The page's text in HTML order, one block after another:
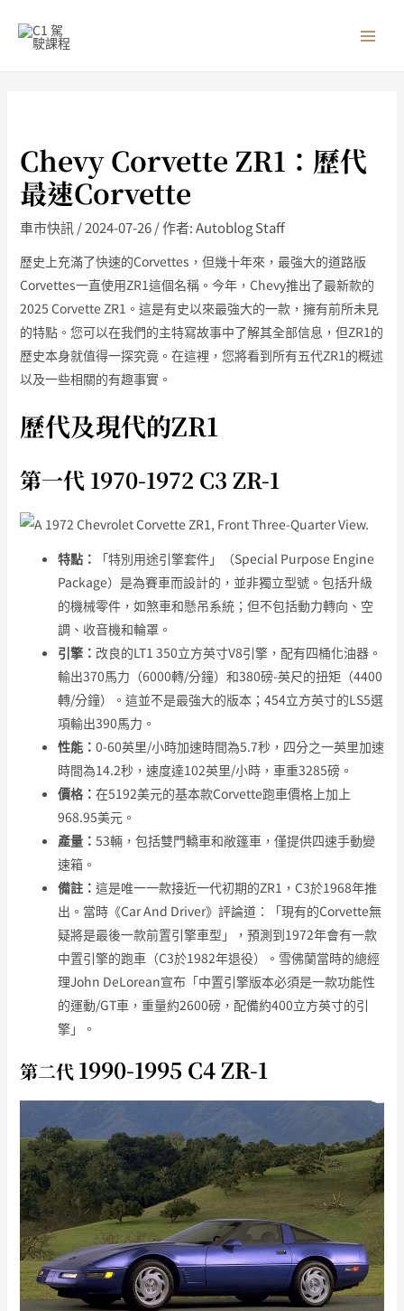
Chevy Corvette ZR1：歷代
最速Corvette
車市快訊 /2024-07-26/ 作者:Autoblog Staff
歷史上充滿了快速的Corvettes，但幾十年來，最強大的道路版
Corvettes一直使用ZR1這個名稱。今年，Chevy推出了最新款的
2025 Corvette ZR1。這是有史以來最強大的一款，擁有前所未見
的特點。您可以在我們的主特寫故事中了解其全部信息，但ZR1的
歷史本身就值得一探究竟。在這裡，您將看到所有五代ZR1的概述
以及一些相關的有趣事實。
歷代及現代的ZR1
第一代 1970-1972 C3 ZR-1
特點：
「特別用途引擎套件」（Special Purpose Engine
Package）是為賽車而設計的，並非獨立型號。包括升級
的機械零件，如煞車和懸吊系統；但不包括動力轉向、空
調、收音機和輪罩。
引擎： 改良的LT1 350立方英寸V8引擎，配有四桶化油器。
輸出370馬力（6000轉/分鐘）和380磅-英尺的扭矩（4400
轉/分鐘）。這並不是最強大的版本；454立方英寸的LS5選
項輸出390馬力。
性能： 0-60英里/小時加速時間為5.7秒，四分之一英里加速
時間為14.2秒，速度達102英里/小時，車重3285磅。
價格： 在5192美元的基本款Corvette跑車價格上加上
968.95美元。
產量： 53輛，包括雙門轎車和敞篷車，僅提供四速手動變
速箱。
備註： 這是唯一一款接近一代初期的ZR1，C3於1968年推
出。當時《Car And Driver》評論道：「現有的Corvette無
疑將是最後一款前置引擎車型」，預測到1972年會有一款
中置引擎的跑車（C3於1982年退役）。雪佛蘭當時的總經
理John DeLorean宣布「中置引擎版本必須是一款功能性
的運動/GT車，重量約2600磅，配備約400立方英寸的引
擎」。
第二代 1990-1995 C4 ZR-1